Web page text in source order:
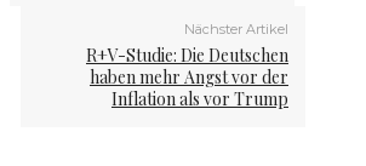
Nächster Artikel
R+V-Studie: Die Deutschen
haben mehr Angst vor der
Inflation als vor Trump